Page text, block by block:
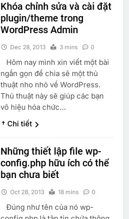
Khóa chỉnh sửa và cài đặt
plugin/theme trong
WordPress Admin
Dec 28, 2013 3 mins 0
Hôm nay mình xin viết một bài
ngắn gọn để chia sẽ một thủ
thuật nho nhỏ về WordPress.
Thủ thuật này sẽ giúp các bạn
vô hiệu hóa chức…
† Chi tiết
Những thiết lập file wp-
config.php hữu ích có thể
bạn chưa biết
Oct 28, 2013 18 mins 0
Đúng như tên của nó wp-